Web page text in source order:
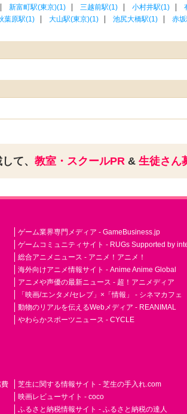
新富町駅(東京)(1) 三越前駅(1) 小村井駅(1)
葉原駅(1) 大山駅(東京)(1) 池尻大橋駅(1) 赤
て、 教室・スクールPR& 生徒さん
ゲーム業界専門メディア - GameBusiness.jp
ゲームコミュニティサイト - RUGs Supported by
総合アニメニュース - アニメ！アニメ！
海外向けアニメ情報サイト - Anime Anime Global
アニメや声優の最新ニュース - 超！アニメディア
「映画/エンタメ/セレブ」×「情報」 - シネマカフェ
動物のリアルを伝えるWebメディア - REANIMAL
やわらかスポーツニュース - CYCLE
芝生に関する情報サイト - 芝生の手入れ.com
映画レビューサイト - coco
ふるさと納税情報サイト - ふるさと納税の達人